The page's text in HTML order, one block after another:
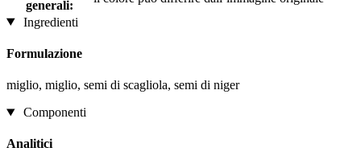
generali:
Ingredienti
Formulazione
miglio, miglio, semi di scagliola, semi di niger
Componenti
Analitici